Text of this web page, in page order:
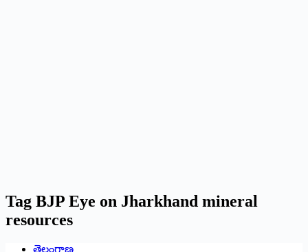
Tag BJP Eye on Jharkhand mineral
resources
తెలంగాణ